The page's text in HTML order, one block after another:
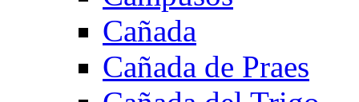
Cañada
Cañada de Praes